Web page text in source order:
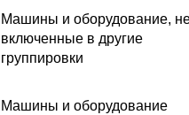
Машины и оборудование,
включенные в другие
группировки
Машины и оборудование